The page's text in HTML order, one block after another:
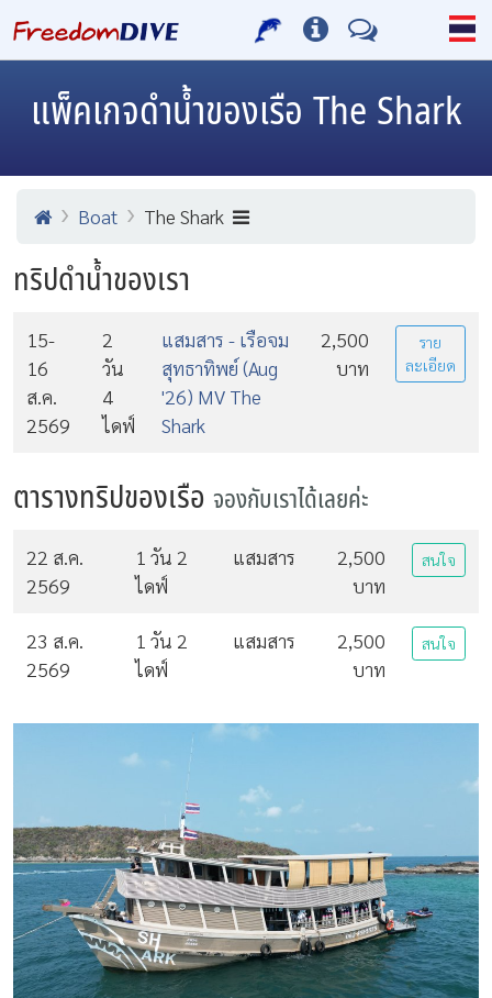
แพ็คเกจดำน้ำของเรือ The Shark
Boat The Shark
ทริปดำน้ำของเรา
15-
16
ส.ค.
2569
2
วัน
4
ไดฟ์
แสมสาร - เรือจม
สุทธาทิพย์ (Aug
'26) MV The
Shark
2,500
บาท
ราย
ละเอียด
ตารางทริปของเรือ จองกับเราได้เลยค่ะ
22 ส.ค.
2569
1 วัน 2
ไดฟ์
แสมสาร
2,500
บาท
สนใจ
23 ส.ค.
2569
1 วัน 2
ไดฟ์
แสมสาร
2,500
บาท
สนใจ